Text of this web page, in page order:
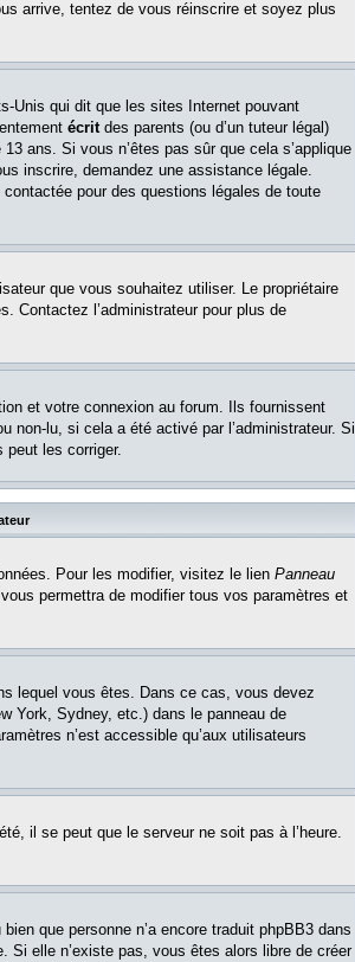
arrive, tentez de vous réinscrire et soyez plus
Unis qui dit que les sites Internet pouvant
écritdes parents (ou d’un tuteur légal)
ans. Si vous n’êtes pas sûr que cela s’applique
inscrire, demandez une assistance légale.
pour des questions légales de toute
que vous souhaitez utiliser. Le propriétaire
Contactez l’administrateur pour plus de
et votre connexion au forum. Ils fournissent
non-lu, si cela a été activé par l’administrateur. Si
peut les corriger.
Pour les modifier, visitez le lien Panneau
permettra de modifier tous vos paramètres et
lequel vous êtes. Dans ce cas, vous devez
York, Sydney, etc.) dans le panneau de
n’est accessible qu’aux utilisateurs
il se peut que le serveur ne soit pas à l’heure.
que personne n’a encore traduit phpBB3 dans
Si elle n’existe pas, vous êtes alors libre de créer